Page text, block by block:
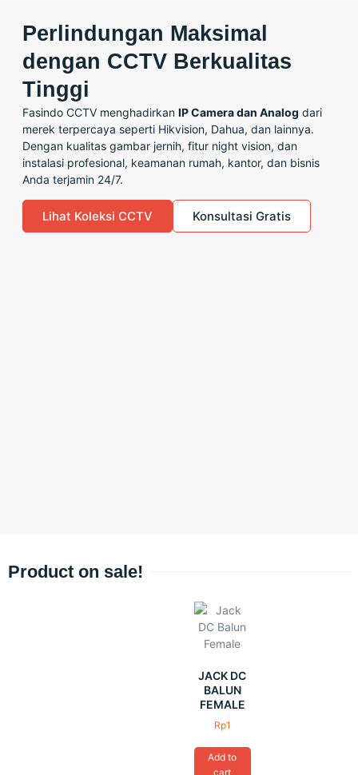
Perlindungan Maksimal
dengan CCTV Berkualitas
Tinggi
Fasindo CCTV menghadirkan IP Camera dan Analog dari
merek terpercaya seperti Hikvision, Dahua, dan lainnya.
Dengan kualitas gambar jernih, fitur night vision, dan
instalasi profesional, keamanan rumah, kantor, dan bisnis
Anda terjamin 24/7.
Lihat Koleksi CCTV Konsultasi Gratis
Product on sale!
JACK DC
BALUN
FEMALE
Rp1
Add to
cart